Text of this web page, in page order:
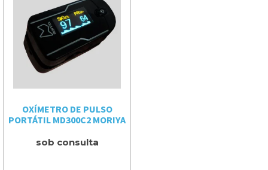
OXÍMETRO DE PULSO
PORTÁTIL MD300C2 MORIYA
sob consulta